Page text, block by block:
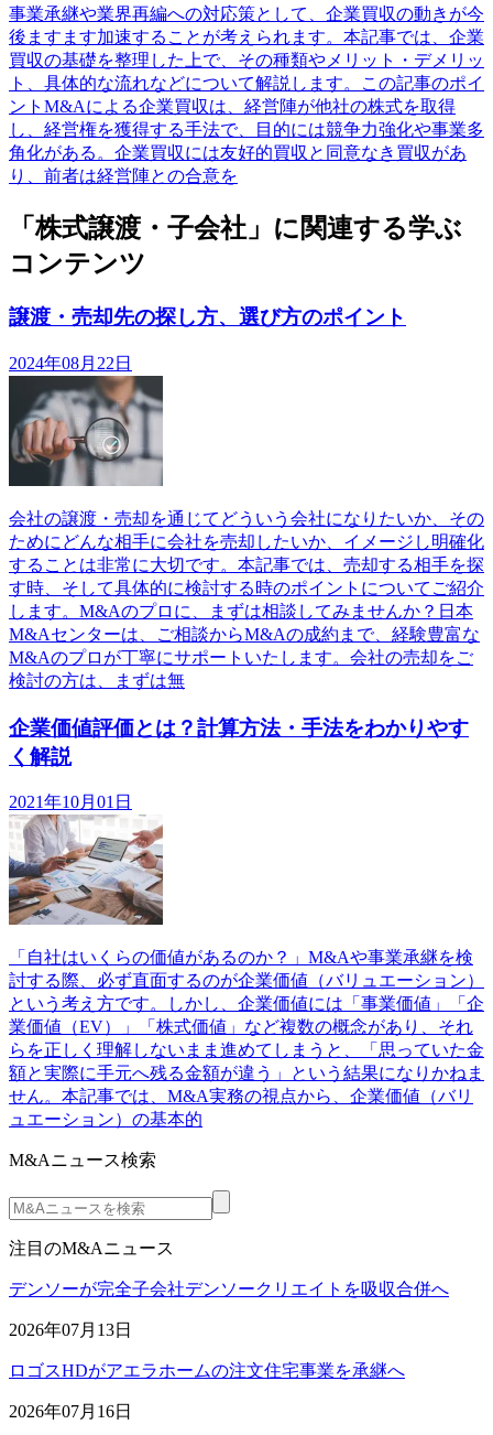
事業承継や業界再編への対応策として、企業買収の動きが今
後ますます加速することが考えられます。本記事では、企業
買収の基礎を整理した上で、その種類やメリット・デメリッ
ト、具体的な流れなどについて解説します。この記事のポイ
ントM&Aによる企業買収は、経営陣が他社の株式を取得
し、経営権を獲得する手法で、目的には競争力強化や事業多
角化がある。企業買収には友好的買収と同意なき買収があ
り、前者は経営陣との合意を
「株式譲渡・子会社」に関連する学ぶ
コンテンツ
譲渡・売却先の探し方、選び方のポイント
2024年08月22日
会社の譲渡・売却を通じてどういう会社になりたいか、その
ためにどんな相手に会社を売却したいか、イメージし明確化
することは非常に大切です。本記事では、売却する相手を探
す時、そして具体的に検討する時のポイントについてご紹介
します。M&Aのプロに、まずは相談してみませんか？日本
M&Aセンターは、ご相談からM&Aの成約まで、経験豊富な
M&Aのプロが丁寧にサポートいたします。会社の売却をご
検討の方は、まずは無
企業価値評価とは？計算方法・手法をわかりやす
く解説
2021年10月01日
「自社はいくらの価値があるのか？」M&Aや事業承継を検
討する際、必ず直面するのが企業価値（バリュエーション）
という考え方です。しかし、企業価値には「事業価値」「企
業価値（EV）」「株式価値」など複数の概念があり、それ
らを正しく理解しないまま進めてしまうと、「思っていた金
額と実際に手元へ残る金額が違う」という結果になりかねま
せん。本記事では、M&A実務の視点から、企業価値（バリ
ュエーション）の基本的
M&Aニュース検索
注目のM&Aニュース
デンソーが完全子会社デンソークリエイトを吸収合併へ
2026年07月13日
ロゴスHDがアエラホームの注文住宅事業を承継へ
2026年07月16日